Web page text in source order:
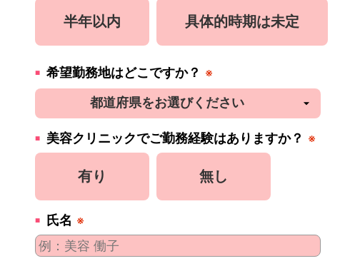
半年以内 具体的時期は未定
希望勤務地はどこですか？ ※
美容クリニックでご勤務経験はありますか？ ※
有り 無し
氏名 ※